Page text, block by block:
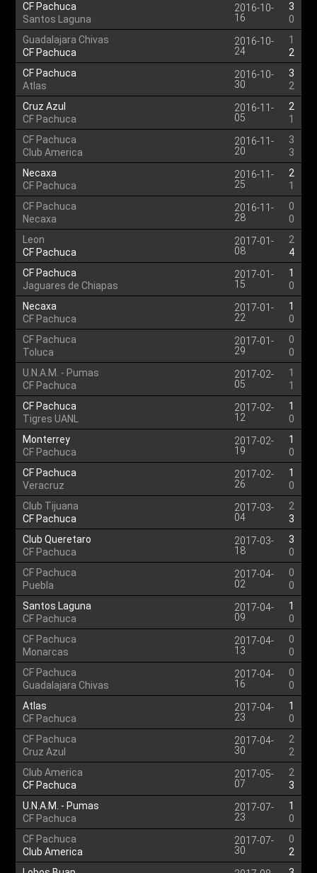
CF Pachuca
Santos Laguna
2016-10-
16
3
0
Guadalajara Chivas
CF Pachuca
2016-10-
24
1
2
CF Pachuca
Atlas
2016-10-
30
3
2
Cruz Azul
CF Pachuca
2016-11-
05
2
1
CF Pachuca
Club America
2016-11-
20
3
3
Necaxa
CF Pachuca
2016-11-
25
2
1
CF Pachuca
Necaxa
2016-11-
28
0
0
Leon
CF Pachuca
2017-01-
08
2
4
CF Pachuca
Jaguares de Chiapas
2017-01-
15
1
0
Necaxa
CF Pachuca
2017-01-
22
1
0
CF Pachuca
Toluca
2017-01-
29
0
0
U.N.A.M. - Pumas
CF Pachuca
2017-02-
05
1
1
CF Pachuca
Tigres UANL
2017-02-
12
1
0
Monterrey
CF Pachuca
2017-02-
19
1
0
CF Pachuca
Veracruz
2017-02-
26
1
0
Club Tijuana
CF Pachuca
2017-03-
04
2
3
Club Queretaro
CF Pachuca
2017-03-
18
3
0
CF Pachuca
Puebla
2017-04-
02
0
0
Santos Laguna
CF Pachuca
2017-04-
09
1
0
CF Pachuca
Monarcas
2017-04-
13
0
0
CF Pachuca
Guadalajara Chivas
2017-04-
16
0
0
Atlas
CF Pachuca
2017-04-
23
1
0
CF Pachuca
Cruz Azul
2017-04-
30
2
2
Club America
CF Pachuca
2017-05-
07
2
3
U.N.A.M. - Pumas
CF Pachuca
2017-07-
23
1
0
CF Pachuca
Club America
2017-07-
30
0
2